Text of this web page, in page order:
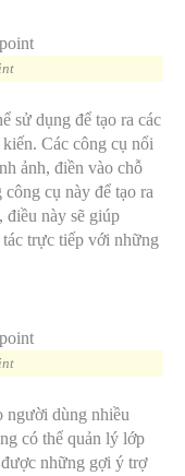
sử dụng để tạo ra các
Các công cụ nổi
ảnh, điền vào chỗ
cụ này để tạo ra
điều này sẽ giúp
trực tiếp với những
người dùng nhiều
có thể quản lý lớp
những gợi ý trợ